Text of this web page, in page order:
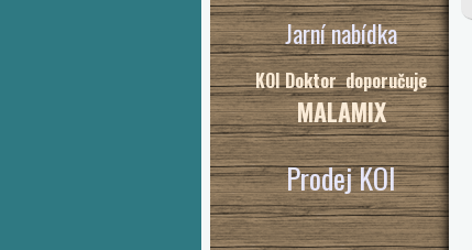
Jarní nabídka
KOI Doktor doporučuje
MALAMIX
Prodej KOI